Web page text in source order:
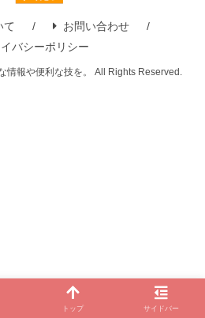
て
お問い合わせ
バシーポリシー
情報や便利な技を。 All Rights Reserved.
トップ サイドバー